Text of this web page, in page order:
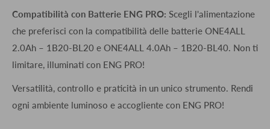
Compatibilità con Batterie ENG PRO: Scegli l'alimentazione
che preferisci con la compatibilità delle batterie ONE4ALL
2.0Ah – 1B20-BL20 e ONE4ALL 4.0Ah – 1B20-BL40. Non ti
limitare, illuminati con ENG PRO!
Versatilità, controllo e praticità in un unico strumento. Rendi
ogni ambiente luminoso e accogliente con ENG PRO!